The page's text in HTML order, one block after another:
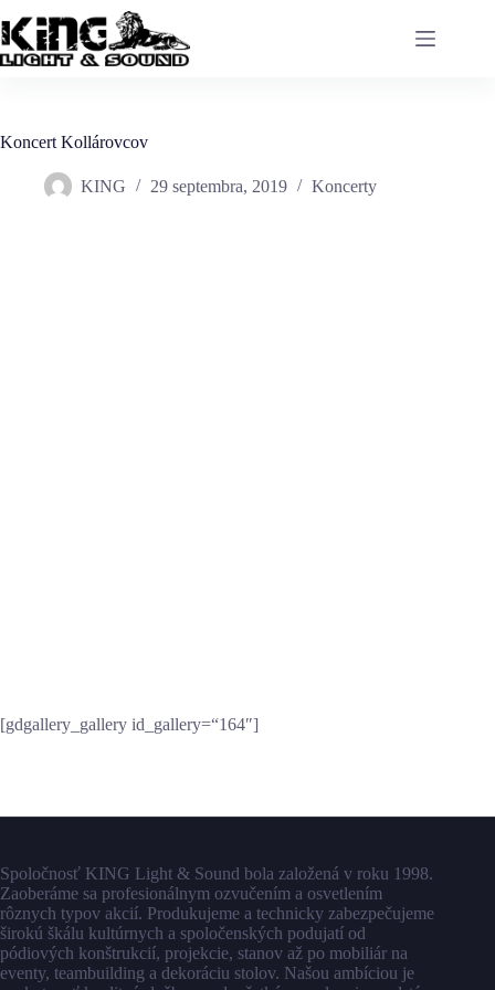
Koncert Kollárovcov
KING 29 septembra, 2019 Koncerty
[gdgallery_gallery id_gallery=“164″]
Spoločnosť KING Light & Sound bola založená v roku 1998.
Zaoberáme sa profesionálnym ozvučením a osvetlením
rôznych typov akcií. Produkujeme a technicky zabezpečujeme
širokú škálu kultúrnych a spoločenských podujatí od
pódiových konštrukcií, projekcie, stanov až po mobiliár na
eventy, teambuilding a dekoráciu stolov. Našou ambíciou je